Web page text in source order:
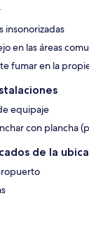
insonorizadas
en las áreas
fumar en la
equipaje
con plancha
de la